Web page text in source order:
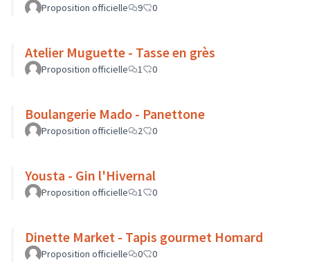
Proposition officielle 9 0
Atelier Muguette - Tasse en grès
Proposition officielle 1 0
Boulangerie Mado - Panettone
Proposition officielle 2 0
Yousta - Gin l'Hivernal
Proposition officielle 1 0
Dinette Market - Tapis gourmet Homard
Proposition officielle 0 0